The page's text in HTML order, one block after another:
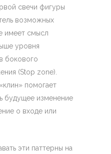
свечи фигуры
возможных
имеет смысл
уровня
бокового
(Stop zone).
помогает
будущее изменение
о входе или
эти паттерны на